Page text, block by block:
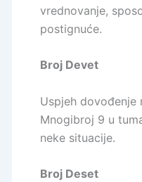
vrednovanje,
postignuće.
Broj Devet
Uspjeh dovođenje
Mnogibroj 9 u
neke situacije.
Broj Deset